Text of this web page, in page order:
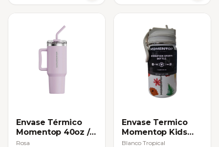
Envase Térmico
Momentop 40oz /
1.18 L con Asa de
Rosa
Envase Termico
Momentop Kids
12oz / 355ml
Blanco Tropical